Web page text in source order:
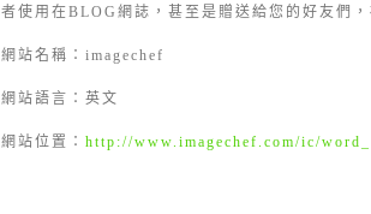
者使用在BLOG網誌，甚至是贈送給您的好友們
網站名稱：imagechef
網站語言：英文
網站位置： http://www.imagechef.com/ic/